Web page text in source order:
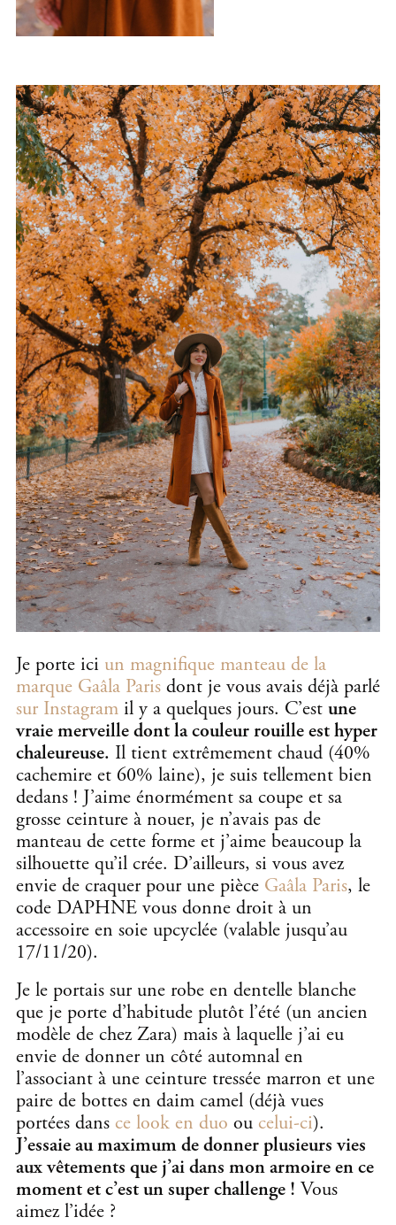
Je porte ici un magnifique manteau de la
marque Gaâla Paris dont je vous avais déjà parlé
sur Instagram il y a quelques jours. C’est une
vraie merveille dont la couleur rouille est hyper
chaleureuse. Il tient extrêmement chaud (40%
cachemire et 60% laine), je suis tellement bien
dedans ! J’aime énormément sa coupe et sa
grosse ceinture à nouer, je n’avais pas de
manteau de cette forme et j’aime beaucoup la
silhouette qu’il crée. D’ailleurs, si vous avez
envie de craquer pour une pièce Gaâla Paris, le
code DAPHNE vous donne droit à un
accessoire en soie upcyclée (valable jusqu’au
17/11/20).
Je le portais sur une robe en dentelle blanche
que je porte d’habitude plutôt l’été (un ancien
modèle de chez Zara) mais à laquelle j’ai eu
envie de donner un côté automnal en
l’associant à une ceinture tressée marron et une
paire de bottes en daim camel (déjà vues
portées dans ce look en duo ou celui-ci).
J’essaie au maximum de donner plusieurs vies
aux vêtements que j’ai dans mon armoire en ce
moment et c’est un super challenge ! Vous
aimez l’idée ?